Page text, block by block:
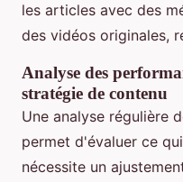
les articles avec des
des vidéos originales,
Analyse des
stratégie de contenu
Une analyse régulière
permet d'évaluer ce
nécessite un